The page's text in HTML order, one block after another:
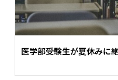
医学部受験生が夏休みに